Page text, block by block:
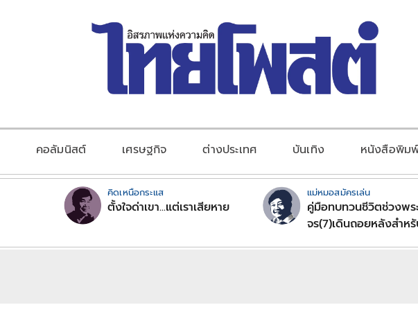
คอลัมนิสต์ เศรษฐกิจ ต่างประเทศ บันเทิง หนังสือพิม
คิดเหนือกระแส
ตั้งใจด่าเขา...แต่เราเสียหาย
แม่หมอสมัครเล่น
คู่มือทบทวนชีวิตช่วงพระ
จร(7)เดินถอยหลังสำห